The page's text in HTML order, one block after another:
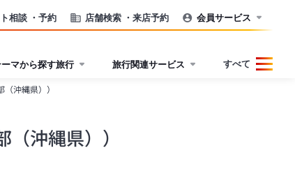
相談 ・予約 店舗検索 ・来店予約 会員サービス
ーマから探す旅行 旅行関連サービス すべて
沖縄県））
沖縄県））